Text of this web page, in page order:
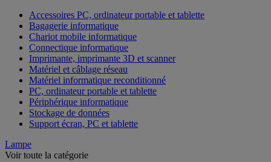
Accessoires PC, ordinateur portable et tablette
Bagagerie informatique
Chariot mobile informatique
Connectique informatique
Imprimante, imprimante 3D et scanner
Matériel et câblage réseau
Matériel informatique reconditionné
PC, ordinateur portable et tablette
Périphérique informatique
Stockage de données
Support écran, PC et tablette
Lampe
Voir toute la catégorie